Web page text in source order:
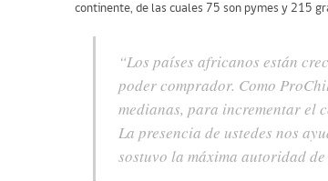
continente, de las cuales 75 son pymes y 215
“Los países africanos están
poder comprador. Como
medianas, para incrementar el
La presencia de ustedes nos
sostuvo la máxima autoridad